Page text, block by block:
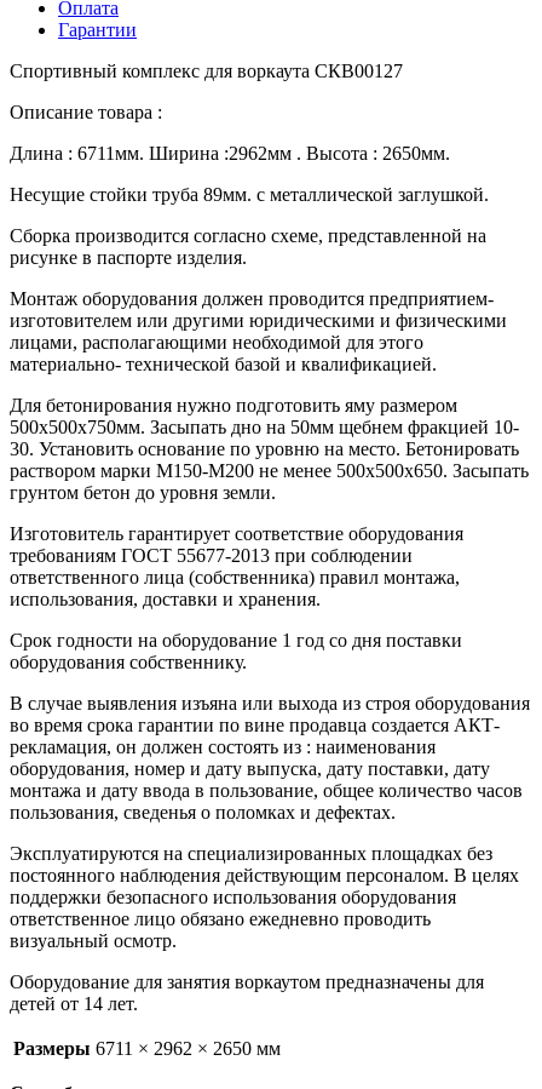
Оплата
Гарантии
Спортивный комплекс для воркаута СКВ00127
Описание товара :
Длина : 6711мм. Ширина :2962мм . Высота : 2650мм.
Несущие стойки труба 89мм. с металлической заглушкой.
Сборка производится согласно схеме, представленной на
рисунке в паспорте изделия.
Монтаж оборудования должен проводится предприятием-
изготовителем или другими юридическими и физическими
лицами, располагающими необходимой для этого
материально- технической базой и квалификацией.
Для бетонирования нужно подготовить яму размером
500х500х750мм. Засыпать дно на 50мм щебнем фракцией 10-
30. Установить основание по уровню на место. Бетонировать
раствором марки М150-М200 не менее 500х500х650. Засыпать
грунтом бетон до уровня земли.
Изготовитель гарантирует соответствие оборудования
требованиям ГОСТ 55677-2013 при соблюдении
ответственного лица (собственника) правил монтажа,
использования, доставки и хранения.
Срок годности на оборудование 1 год со дня поставки
оборудования собственнику.
В случае выявления изъяна или выхода из строя оборудования
во время срока гарантии по вине продавца создается АКТ-
рекламация, он должен состоять из : наименования
оборудования, номер и дату выпуска, дату поставки, дату
монтажа и дату ввода в пользование, общее количество часов
пользования, сведенья о поломках и дефектах.
Эксплуатируются на специализированных площадках без
постоянного наблюдения действующим персоналом. В целях
поддержки безопасного использования оборудования
ответственное лицо обязано ежедневно проводить
визуальный осмотр.
Оборудование для занятия воркаутом предназначены для
детей от 14 лет.
Размеры 6711 × 2962 × 2650 мм